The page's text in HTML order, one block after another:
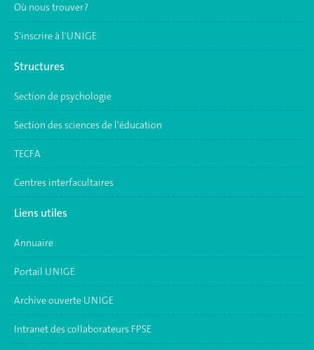
Où nous trouver ?
S'inscrire à l'UNIGE
Structures
Section de psychologie
Section des sciences de l'éducation
TECFA
Centres interfacultaires
Liens utiles
Annuaire
Portail UNIGE
Archive ouverte UNIGE
Intranet des collaborateurs FPSE